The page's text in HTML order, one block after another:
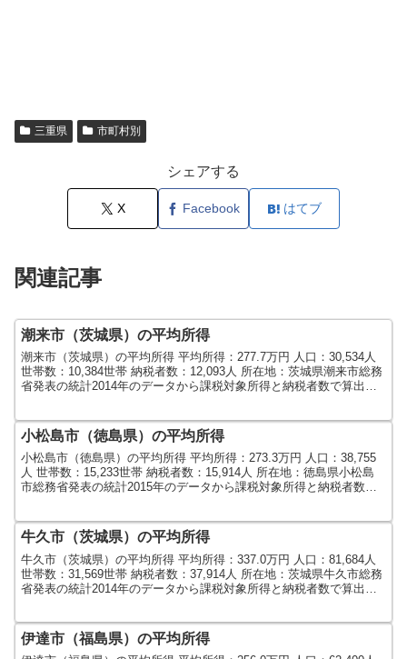
三重県 市町村別
シェアする
X Facebook はてブ
関連記事
潮来市（茨城県）の平均所得
潮来市（茨城県）の平均所得 平均所得：277.7万円 人口：30,534人
世帯数：10,384世帯 納税者数：12,093人 所在地：茨城県潮来市総務
省発表の統計2014年のデータから課税対象所得と納税者数で算出し
小松島市（徳島県）の平均所得
小松島市（徳島県）の平均所得 平均所得：273.3万円 人口：38,755
人 世帯数：15,233世帯 納税者数：15,914人 所在地：徳島県小松島
市総務省発表の統計2015年のデータから課税対象所得と納税者数で
牛久市（茨城県）の平均所得
牛久市（茨城県）の平均所得 平均所得：337.0万円 人口：81,684人
世帯数：31,569世帯 納税者数：37,914人 所在地：茨城県牛久市総務
省発表の統計2014年のデータから課税対象所得と納税者数で算出し
伊達市（福島県）の平均所得